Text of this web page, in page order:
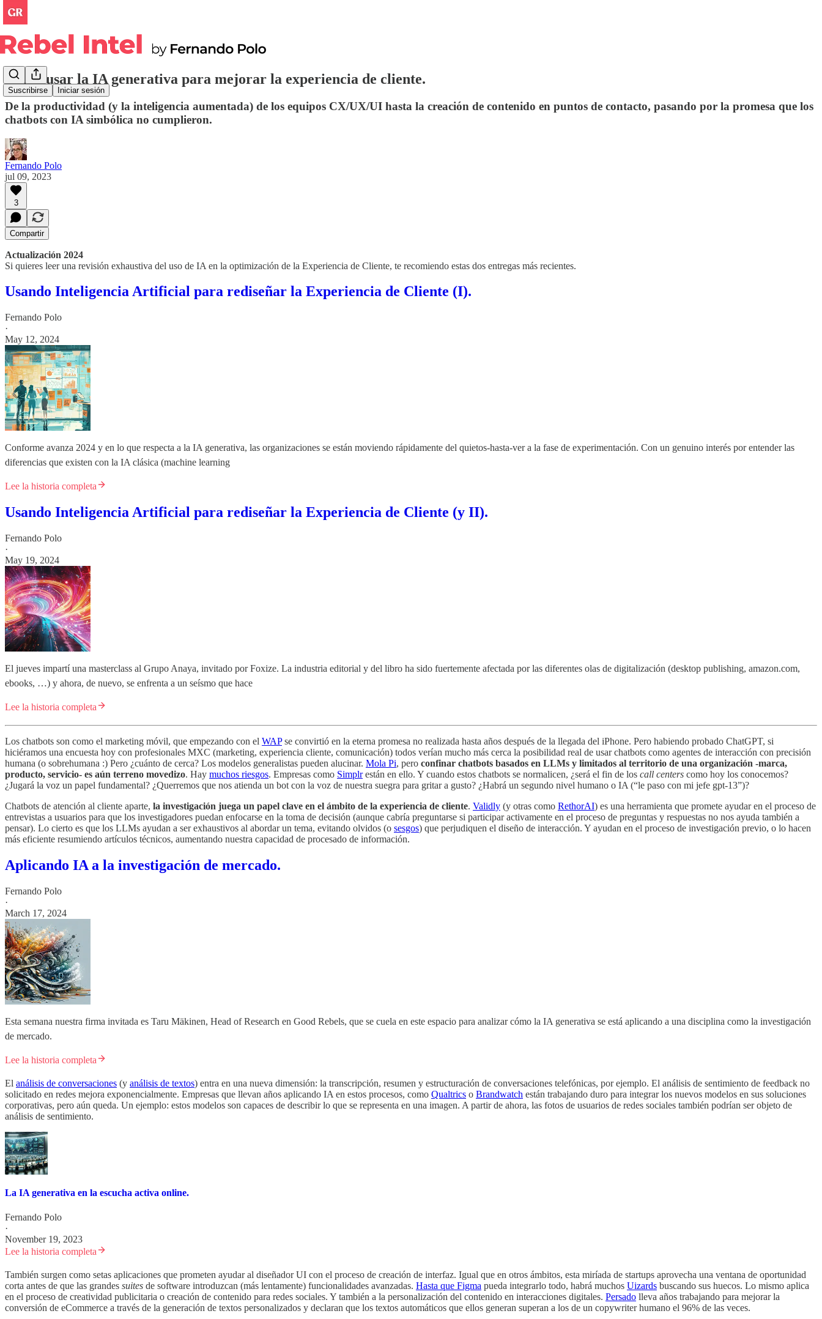
Suscribirse Iniciar sesión
Cómo usar la IA generativa para mejorar la experiencia de cliente.
De la productividad (y la inteligencia aumentada) de los equipos CX/UX/UI hasta la creación de contenido en puntos de contacto, pasando por la promesa que los
chatbots con IA simbólica no cumplieron.
Fernando Polo
jul 09, 2023
3
Compartir
Actualización 2024
Si quieres leer una revisión exhaustiva del uso de IA en la optimización de la Experiencia de Cliente, te recomiendo estas dos entregas más recientes.
Usando Inteligencia Artificial para rediseñar la Experiencia de Cliente (I).
Fernando Polo
·
May 12, 2024
Conforme avanza 2024 y en lo que respecta a la IA generativa, las organizaciones se están moviendo rápidamente del quietos-hasta-ver a la fase de experimentación. Con un genuino interés por entender las
diferencias que existen con la IA clásica (machine learning
Lee la historia completa
Usando Inteligencia Artificial para rediseñar la Experiencia de Cliente (y II).
Fernando Polo
·
May 19, 2024
El jueves impartí una masterclass al Grupo Anaya, invitado por Foxize. La industria editorial y del libro ha sido fuertemente afectada por las diferentes olas de digitalización (desktop publishing, amazon.com,
ebooks, …) y ahora, de nuevo, se enfrenta a un seísmo que hace
Lee la historia completa
Los chatbots son como el marketing móvil, que empezando con el WAPse convirtió en la eterna promesa no realizada hasta años después de la llegada del iPhone. Pero habiendo probado ChatGPT, si
hiciéramos una encuesta hoy con profesionales MXC (marketing, experiencia cliente, comunicación) todos verían mucho más cerca la posibilidad real de usar chatbots como agentes de interacción con precisión
humana (o sobrehumana :) Pero ¿cuánto de cerca? Los modelos generalistas pueden alucinar. Mola Pi, pero confinar chatbots basados en LLMs y limitados al territorio de una organización -marca,
producto, servicio- es aún terreno movedizo. Hay muchos riesgos. Empresas como Simplrestán en ello. Y cuando estos chatbots se normalicen, ¿será el fin de los call centers como hoy los conocemos?
¿Jugará la voz un papel fundamental? ¿Querremos que nos atienda un bot con la voz de nuestra suegra para gritar a gusto? ¿Habrá un segundo nivel humano o IA (“le paso con mi jefe gpt-13”)?
Chatbots de atención al cliente aparte, la investigación juega un papel clave en el ámbito de la experiencia de cliente. Validly (y otras como RethorAI) es una herramienta que promete ayudar en el proceso de
entrevistas a usuarios para que los investigadores puedan enfocarse en la toma de decisión (aunque cabría preguntarse si participar activamente en el proceso de preguntas y respuestas no nos ayuda también a
pensar). Lo cierto es que los LLMs ayudan a ser exhaustivos al abordar un tema, evitando olvidos (o sesgos) que perjudiquen el diseño de interacción. Y ayudan en el proceso de investigación previo, o lo hacen
más eficiente resumiendo artículos técnicos, aumentando nuestra capacidad de procesado de información.
Aplicando IA a la investigación de mercado.
Fernando Polo
·
March 17, 2024
Esta semana nuestra firma invitada es Taru Mäkinen, Head of Research en Good Rebels, que se cuela en este espacio para analizar cómo la IA generativa se está aplicando a una disciplina como la investigación
de mercado.
Lee la historia completa
El análisis de conversaciones (y análisis de textos) entra en una nueva dimensión: la transcripción, resumen y estructuración de conversaciones telefónicas, por ejemplo. El análisis de sentimiento de feedback no
solicitado en redes mejora exponencialmente. Empresas que llevan años aplicando IA en estos procesos, como Qualtrics o Brandwatch están trabajando duro para integrar los nuevos modelos en sus soluciones
corporativas, pero aún queda. Un ejemplo: estos modelos son capaces de describir lo que se representa en una imagen. A partir de ahora, las fotos de usuarios de redes sociales también podrían ser objeto de
análisis de sentimiento.
La IA generativa en la escucha activa online.
Fernando Polo
·
November 19, 2023
Lee la historia completa
También surgen como setas aplicaciones que prometen ayudar al diseñador UI con el proceso de creación de interfaz. Igual que en otros ámbitos, esta miríada de startups aprovecha una ventana de oportunidad
corta antes de que las grandes suites de software introduzcan (más lentamente) funcionalidades avanzadas. Hasta que Figma pueda integrarlo todo, habrá muchos Uizards buscando sus huecos. Lo mismo aplica
en el proceso de creatividad publicitaria o creación de contenido para redes sociales. Y también a la personalización del contenido en interacciones digitales. Persado lleva años trabajando para mejorar la
conversión de eCommerce a través de la generación de textos personalizados y declaran que los textos automáticos que ellos generan superan a los de un copywriter humano el 96% de las veces.